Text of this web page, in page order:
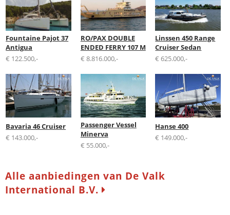
Fountaine Pajot 37
Antigua
€ 122.500,-
RO/PAX DOUBLE
ENDED FERRY 107 M
€ 8.816.000,-
Linssen 450 Range
Cruiser Sedan
€ 625.000,-
Bavaria 46 Cruiser
€ 143.000,-
Passenger Vessel
Minerva
€ 55.000,-
Hanse 400
€ 149.000,-
Alle aanbiedingen van De Valk
International B.V.